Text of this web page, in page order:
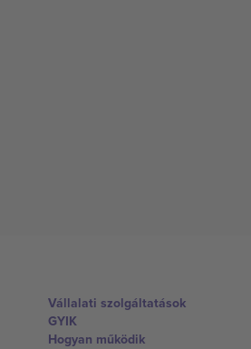
Vállalati szolgáltatások
GYIK
Hogyan működik